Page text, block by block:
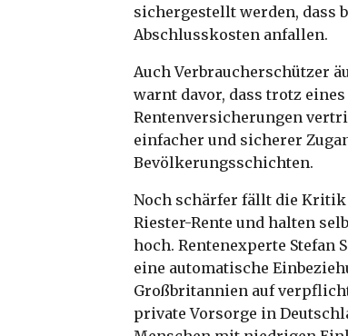
sichergestellt werden, dass
Abschlusskosten anfallen.
Auch Verbraucherschützer
warnt davor, dass trotz
Rentenversicherungen
einfacher und sicherer
Bevölkerungsschichten.
Noch schärfer fällt die Kritik
Riester-Rente und halten
hoch. Rentenexperte Stefan
eine automatische
Großbritannien auf
private Vorsorge in